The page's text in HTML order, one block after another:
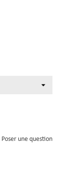
Poser une question